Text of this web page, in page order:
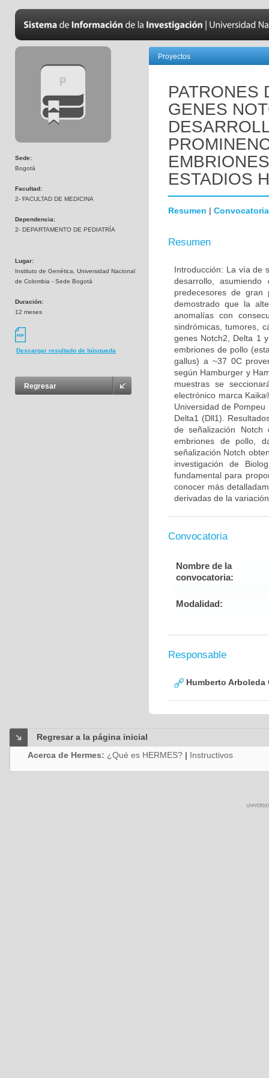
Sede:
Bogotá
Facultad:
2- FACULTAD DE MEDICINA
Dependencia:
2- DEPARTAMENTO DE PEDIATRÍA
Lugar:
Instituto de Genética, Universidad Nacional
de Colombia - Sede Bogotá
Duración:
12 meses
Descargar resultado de búsqueda
Regresar
Proyectos
PATRONES
GENES
ESTADIOS
Resumen | Convocatoria
Resumen
Introducción: La vía de
desarrollo,
predecesores de gran
demostrado que la
anomalías con
sindrómicas, tumores,
genes Notch2, Delta 1
embriones de pollo
gallus) a ~37 0C
según Hamburger y
muestras se
electrónico marca
Universidad de
Delta1 (Dll1).
de señalización
embriones de pollo,
señalización Notch
investigación de
fundamental para
conocer más
derivadas de la
Convocatoria
Nombre de la
convocatoria:
Modalidad:
Responsable
Humberto Arboleda
Regresar a la página inicial
Acerca de Hermes: ¿Qué es HERMES? | Instructivos